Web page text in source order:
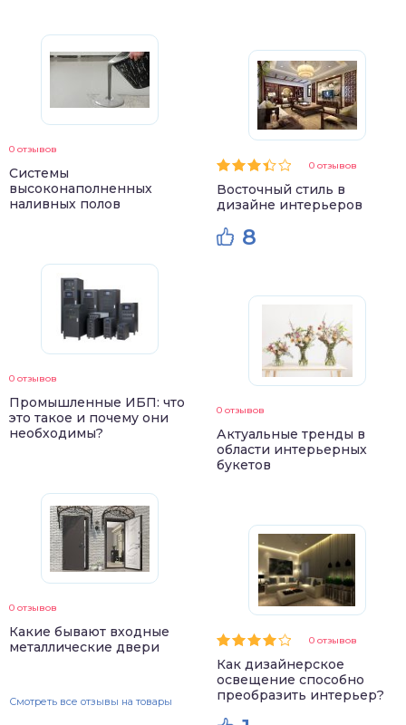
0 отзывов
Системы
высоконаполненных
наливных полов
0 отзывов
Промышленные ИБП: что
это такое и почему они
необходимы?
0 отзывов
Какие бывают входные
металлические двери
Смотреть все отзывы на товары
0 отзывов
Восточный стиль в
дизайне интерьеров
8
0 отзывов
Актуальные тренды в
области интерьерных
букетов
0 отзывов
Как дизайнерское
освещение способно
преобразить интерьер?